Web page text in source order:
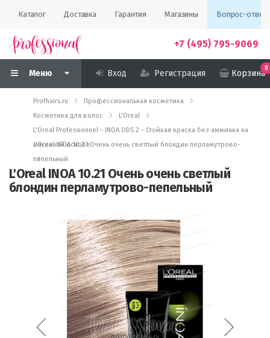
Каталог Доставка Гарантия Магазины Вопрос-ответ
+7 (495) 795-9069
Меню Вход Регистрация Корзина
0
Profhairs.ru
Профессиональная косметика
Косметика для волос
L'Oreal
L'Oreal Professionnel - INOA ODS 2 - Стойкая краска без аммиака на
масляной основе
L'Oreal INOA 10.21 Очень очень светлый блондин перламутрово-
пепельный
L'Oreal INOA 10.21 Очень очень светлый
блондин перламутрово-пепельный